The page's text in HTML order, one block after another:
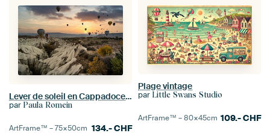
Lever de soleil en Cappadoce depuis une montgolfière
par Paula Romein
ArtFrame™ –75×50cm 134.-CHF
Plage vintage
par Little Swans Studio
ArtFrame™ –80×45cm 109.-CHF